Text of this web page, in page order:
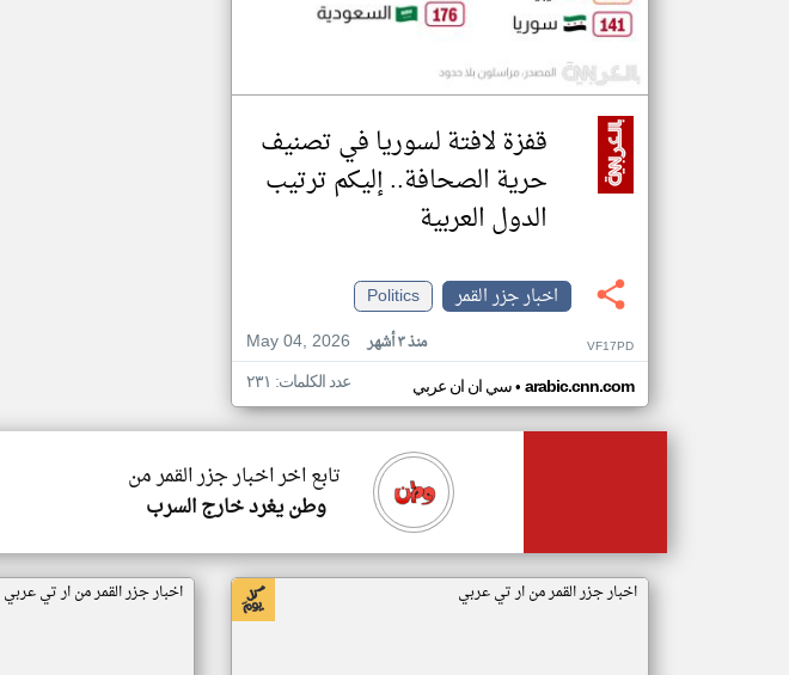
قفزة لافتة لسوريا في تصنيف
حرية الصحافة.. إليكم ترتيب
الدول العربية
اخبار جزر القمر
Politics
May 04, 2026
منذ ٣ أشهر VF17PD
سي ان ان عربي• arabic.cnn.com عدد الكلمات: ٢٣١
تابع اخر اخبار جزر القمر من
وطن يغرد خارج السرب
اخبار جزر القمر من ار تي عربي اخبار جزر القمر من ار تي عربي